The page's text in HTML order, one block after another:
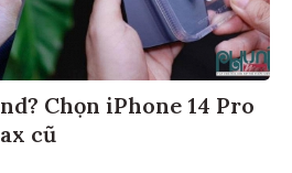
Chọn iPhone 14 Pro
cũ